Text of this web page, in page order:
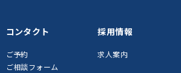
コンタクト
ご予約
ご相談フォーム
採用情報
求人案内